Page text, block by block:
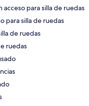
para silla de ruedas
para silla de ruedas
de ruedas
ruedas